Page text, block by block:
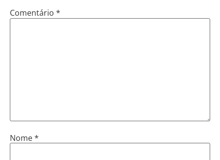
Comentário *
Nome*